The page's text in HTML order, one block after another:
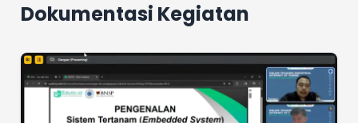
Dokumentasi Kegiatan